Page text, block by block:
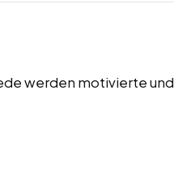
werden motivierte und